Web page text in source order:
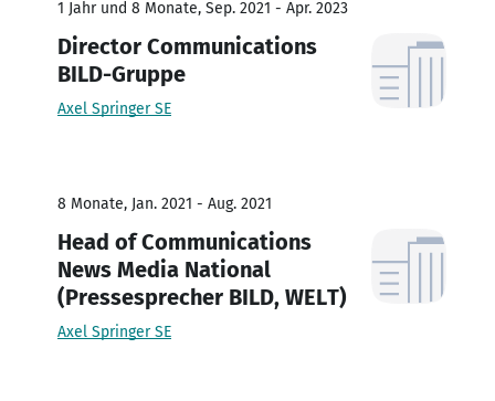
1 Jahr und 8 Monate, Sep. 2021 - Apr. 2023
Director Communications
BILD-Gruppe
Axel Springer SE
8 Monate, Jan. 2021 - Aug. 2021
Head of Communications
News Media National
(Pressesprecher BILD, WELT)
Axel Springer SE